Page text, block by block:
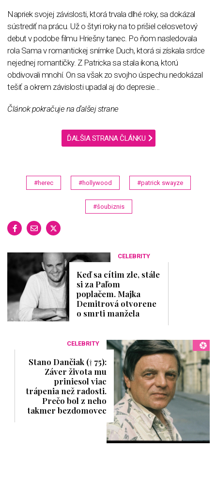
Napriek svojej závislosti, ktorá trvala dlhé roky, sa dokázal
sústrediť na prácu. Už o štyri roky na to prišiel celosvetový
debut v podobe filmu Hriešny tanec. Po ňom nasledovala
rola Sama v romantickej snímke Duch, ktorá si získala srdce
nejednej romantičky. Z Patricka sa stala ikona, ktorú
obdivovali mnohí. On sa však zo svojho úspechu nedokázal
tešiť a okrem závislosti upadal aj do depresie...
Článok pokračuje na ďalšej strane
ĎALŠIA STRANA ČLÁNKU
#herec #hollywood #patrick swayze
#šoubiznis
CELEBRITY
Keď sa cítim zle, stále
si za Paľom
poplačem. Majka
Demitrová otvorene
o smrti manžela
CELEBRITY
Stano Dančiak († 75):
Záver života mu
priniesol viac
trápenia než radosti.
Prečo bol z neho
takmer bezdomovec